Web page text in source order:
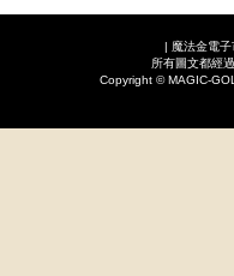
| 魔法金電
所有圖文都經
Copyright © MAGIC-